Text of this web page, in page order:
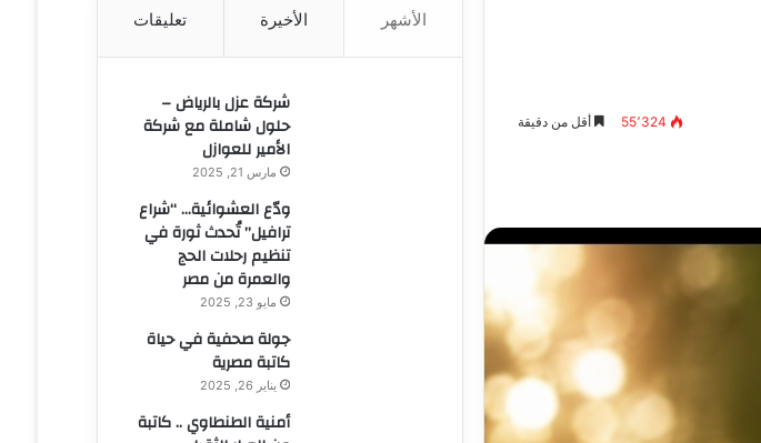
55٬324 أقل من دقيقة
الأشهر الأخيرة تعليقات
شركة عزل بالرياض –
حلول شاملة مع شركة
الأمير للعوازل
مارس 21, 2025
ودّع العشوائية… “شراع
ترافيل” تُحدث ثورة في
تنظيم رحلات الحج
والعمرة من مصر
مايو 23, 2025
جولة صحفية في حياة
كاتبة مصرية
يناير 26, 2025
أمنية الطنطاوي .. كاتبة